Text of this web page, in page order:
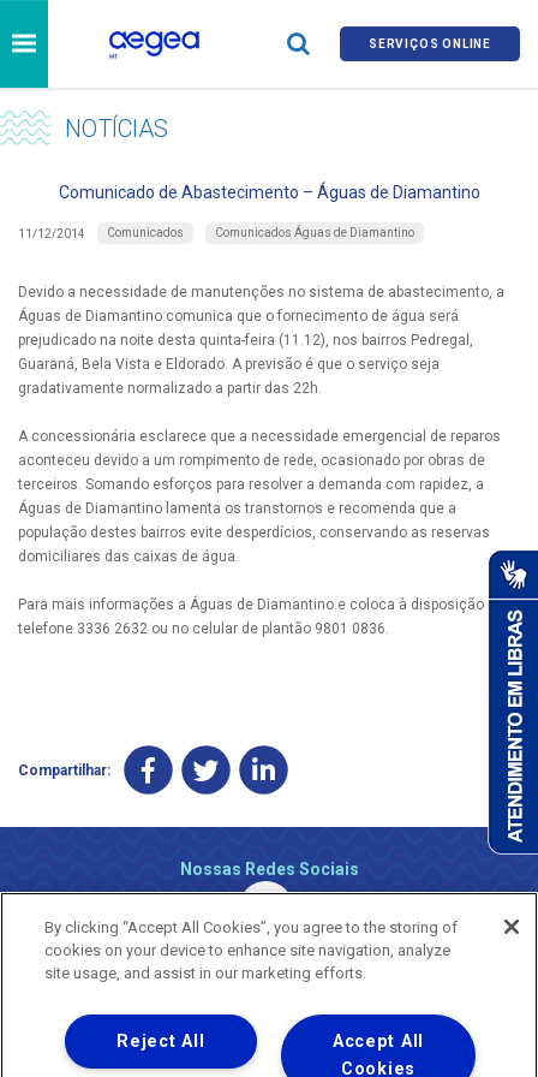
SERVIÇOS ONLINE
NOTÍCIAS
Comunicado de Abastecimento – Águas de Diamantino
11/12/2014 Comunicados Comunicados Águas de Diamantino
Devido a necessidade de manutenções no sistema de abastecimento, a
Águas de Diamantino comunica que o fornecimento de água será
prejudicado na noite desta quinta-feira (11.12), nos bairros Pedregal,
Guaraná, Bela Vista e Eldorado. A previsão é que o serviço seja
gradativamente normalizado a partir das 22h.
A concessionária esclarece que a necessidade emergencial de reparos
aconteceu devido a um rompimento de rede, ocasionado por obras de
terceiros. Somando esforços para resolver a demanda com rapidez, a
Águas de Diamantino lamenta os transtornos e recomenda que a
população destes bairros evite desperdícios, conservando as reservas
domiciliares das caixas de água.
Para mais informações a Águas de Diamantino e coloca à disposição no
telefone 3336 2632 ou no celular de plantão 9801 0836.
Compartilhar:
Nossas Redes Sociais
Uma empresa
Copyright ® 2026 - Todos os Direitos Reservados.
By clicking “Accept All Cookies”, you agree to the storing of
cookies on your device to enhance site navigation, analyze
site usage, and assist in our marketing efforts.
Accept All
Cookies
Reject All